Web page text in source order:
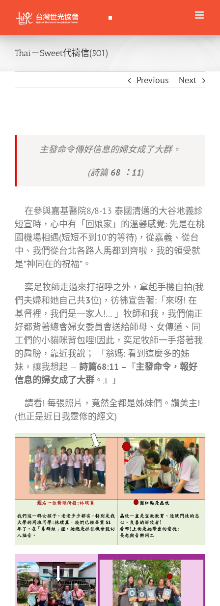
content
Thai－Sweet代禱信(501)
Previous Next
主發命令傳好信息的婦女成了大群。
(詩篇68 ：11)
在參與嘉基醫院8/8-13 泰國清邁的大谷地義診
短宣時，心中有「回娘家」的溫馨感覺: 先是在桃
園機場相遇(短短不到10’的等待)，從嘉義、從台
中、我們從台北各路人馬都到齊啦，我的領受就
是”神同在的祝福”。
奕足牧師走過來打招呼之外，拿起手機自拍(我
們夫婦和她自己共3位)，彷彿宣告著:「來呀! 在
基督裡，我們是一家人!… 」牧師和我，我們倆正
好都背著總會婦女委員會送給師母、女傳道、同
工們的小貓咪背包哩!因此，奕足牧師一手搭著我
的肩膀，靠近我說； 「翁媽: 看到這麼多的姊
妹，讓我想起 — 詩篇68:11 – 『主發命令，報好
信息的婦女成了大群 。』」
請看! 每張照片，竟然全都是姊妹們。讚美主!
(也正是近日我靈修的經文)